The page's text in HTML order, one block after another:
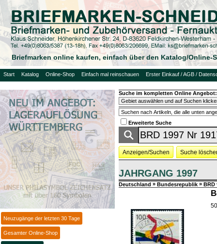
Briefmarken online kaufen, einfach über den Katalog/Online-
Start Katalog Online-Shop Einfach mal reinschauen Erster Einkauf / AGB /
Neuzugänge der letzten 30 Tage
Gesamter Online-Shop
Suche im kompletten Online Angebot:
Erweiterte Suche
Anzeigen/Suchen Suche
JAHRGANG 1997
Deutschland » Bundesrepublik » BRD